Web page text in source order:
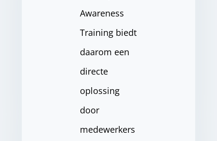
Awareness
Training biedt
daarom een
directe
oplossing
door
medewerkers